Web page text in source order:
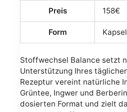
Preis 158€
Form
Stoffwechsel Balance setzt
Unterstützung Ihres
Rezeptur vereint natürliche
Grüntee, Ingwer und
dosierten Format und zielt